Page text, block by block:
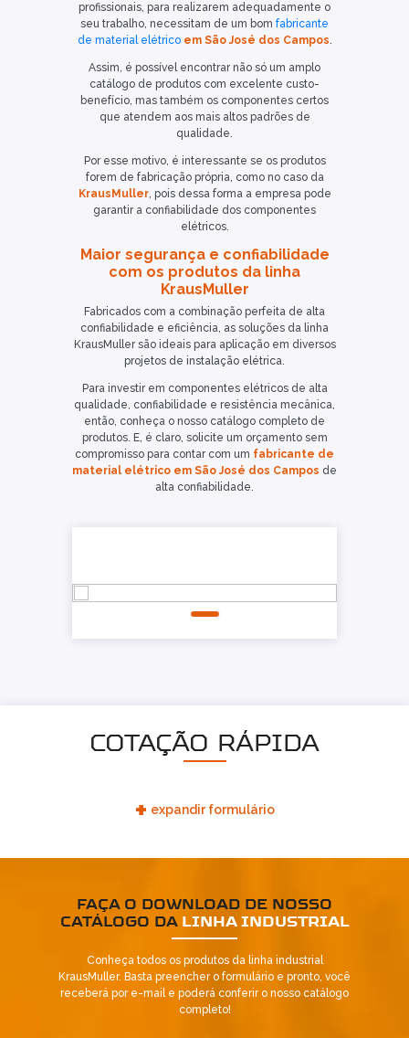
profissionais, para realizarem adequadamente o
seu trabalho, necessitam de um bom fabricante
de material elétricoem São José dos Campos.
Assim, é possível encontrar não só um amplo
catálogo de produtos com excelente custo-
benefício, mas também os componentes certos
que atendem aos mais altos padrões de
qualidade.
Por esse motivo, é interessante se os produtos
forem de fabricação própria, como no caso da
KrausMuller, pois dessa forma a empresa pode
garantir a confiabilidade dos componentes
elétricos.
Maior segurança e confiabilidade
com os produtos da linha
KrausMuller
Fabricados com a combinação perfeita de alta
confiabilidade e eficiência, as soluções da linha
KrausMuller são ideais para aplicação em diversos
projetos de instalação elétrica.
Para investir em componentes elétricos de alta
qualidade, confiabilidade e resistência mecânica,
então, conheça o nosso catálogo completo de
produtos. E, é claro, solicite um orçamento sem
compromisso para contar com um fabricante de
material elétrico em São José dos Campos de
alta confiabilidade.
COTAÇÃO RÁPIDA
+ expandir formulário
FAÇA O DOWNLOAD DE NOSSO
CATÁLOGO DA LINHA INDUSTRIAL
Conheça todos os produtos da linha industrial
KrausMuller. Basta preencher o formulário e pronto, você
receberá por e-mail e poderá conferir o nosso catálogo
completo!